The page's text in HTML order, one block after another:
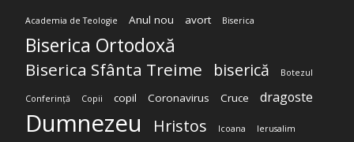
Academia de Teologie Anul nou avort Biserica
Biserica Ortodoxă
Biserica Sfânta Treime biserică Botezul
Conferință Copii copil Coronavirus Cruce dragoste
Dumnezeu Hristos Icoana Ierusalim